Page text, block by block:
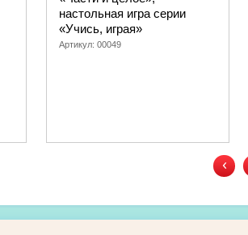
настольная игра серии
«Учись, играя»
Артикул: 00049
‹